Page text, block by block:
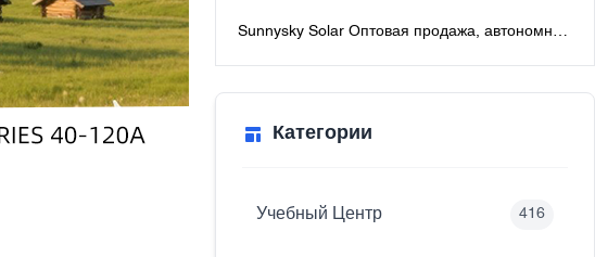
Sunnysky Solar Оптовая продажа, автономная
системы с батареями
Категории
Учебный Центр 416